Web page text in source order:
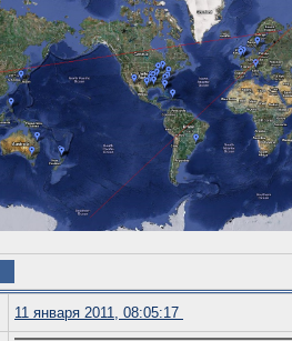
11 января 2011, 08:05:17